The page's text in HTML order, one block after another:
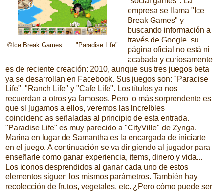
©Ice Break Games "Paradise Life"
empresa se llama "Ice
Break Games" y
buscando información a
través de Google, su
página oficial no está ni
acabada y curiosamente
es de reciente creación: 2010, aunque sus tres juegos beta
ya se desarrollan en Facebook. Sus juegos son: "Paradise
Life", "Ranch Life" y "Cafe Life". Los títulos ya nos
recuerdan a otros ya famosos. Pero lo más sorprendente es
que si jugamos a ellos, veremos las increíbles
coincidencias señaladas al principio de esta entrada.
"Paradise Life" es muy parecido a "CityVille" de Zynga.
Marina en lugar de Samantha es la encargada de iniciarte
en el juego. A continuación se va dirigiendo al jugador para
enseñarle como ganar experiencia, items, dinero y vida...
Los iconos desprendidos al ganar cada uno de estos
elementos siguen los mismos parámetros. También hay
recolección de frutos, vegetales, etc. ¿Pero cómo puede ser